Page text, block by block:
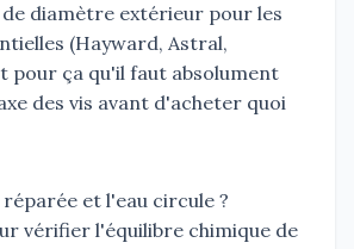
de diamètre extérieur pour les
(Hayward, Astral,
pour ça qu'il faut absolument
des vis avant d'acheter quoi
et l'eau circule ?
vérifier l'équilibre chimique de